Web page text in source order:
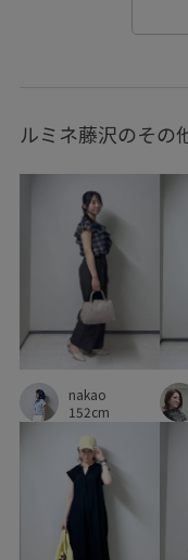
カット
シアー感 シアー素
ショルダーバッグ
スクエアトゥ ス
ストレッチ糸 ス
セットアップ対象商品
ドライ ドライタッチ
ニュアンスカラー
パンプス
ヘルシー
リブ編み リラック
ルミネ藤沢のその
nakao
152cm